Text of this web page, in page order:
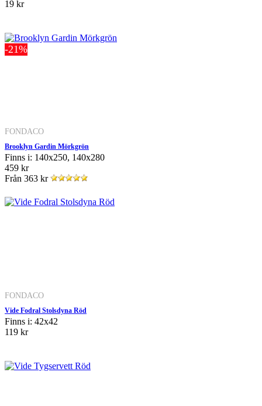
19 kr
-21%
FONDACO
Brooklyn Gardin Mörkgrön
Finns i: 140x250, 140x280
459 kr
Från 363 kr
FONDACO
Vide Fodral Stolsdyna Röd
Finns i: 42x42
119 kr